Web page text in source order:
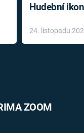
Hudební
léky
24. listopadu
ZOOM